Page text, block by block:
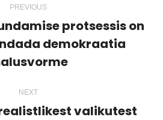
PREVIOUS
Previous
post:
protsessis on
demokraatia
NEXT
valikutest